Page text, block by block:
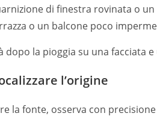
di finestra rovinata o un
o un balcone poco
l’origine
la fonte, osserva con